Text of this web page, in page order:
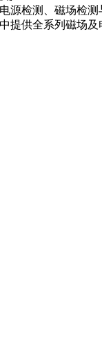
源检测、磁场检
提供全系列磁场及